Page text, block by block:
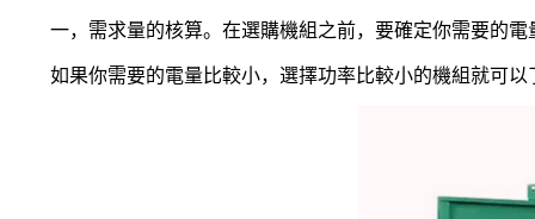
一，需求量的核算。在選購機組之前，要確定你需要的電
如果你需要的電量比較小，選擇功率比較小的機組就可以